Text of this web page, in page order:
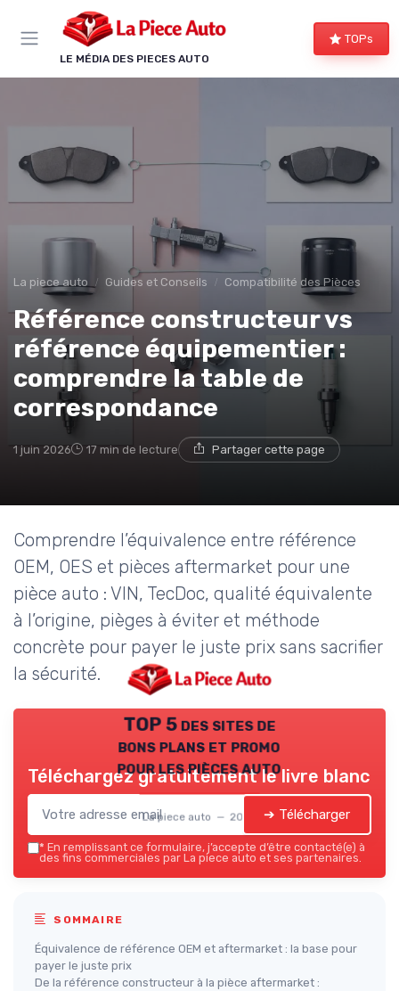
LE MÉDIA DES PIECES AUTO
TOPs
La piece auto Guides et Conseils Compatibilité des Pièces
Référence constructeur vs
référence équipementier :
comprendre la table de
correspondance
1 juin 2026 17 min de lecture Partager cette page
Comprendre l’équivalence entre référence
OEM, OES et pièces aftermarket pour une
pièce auto : VIN, TecDoc, qualité équivalente
à l’origine, pièges à éviter et méthode
concrète pour payer le juste prix sans sacrifier
la sécurité.
TOP 5 des sites de
bons plans et promo
pour les pièces auto
La piece auto — 2026
Téléchargez gratuitement le livre blanc
➔ Télécharger
* En remplissant ce formulaire, j’accepte d’être contacté(e) à
des fins commerciales par La piece auto et ses partenaires.
SOMMAIRE
Équivalence de référence OEM et aftermarket : la base pour
payer le juste prix
De la référence constructeur à la pièce aftermarket :
Panneau de gestion des cookies